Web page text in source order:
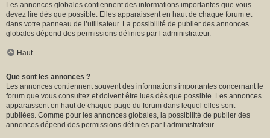
Les annonces globales contiennent des informations importantes que vous
devez lire dès que possible. Elles apparaissent en haut de chaque forum et
dans votre panneau de l’utilisateur. La possibilité de publier des annonces
globales dépend des permissions définies par l’administrateur.
Haut
Que sont les annonces ?
Les annonces contiennent souvent des informations importantes concernant le
forum que vous consultez et doivent être lues dès que possible. Les annonces
apparaissent en haut de chaque page du forum dans lequel elles sont
publiées. Comme pour les annonces globales, la possibilité de publier des
annonces dépend des permissions définies par l’administrateur.